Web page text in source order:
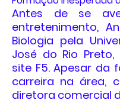
Antes de se
entretenimento,
Biologia pela
José do Rio
site F5. Apesar da
carreira na área,
diretora comercial